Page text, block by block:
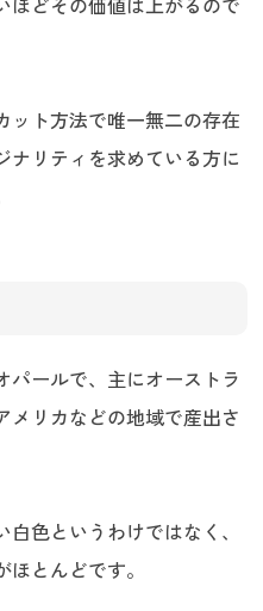
ット方法で唯一無二の存在
ナリティを求めている方に
パールで、主にオーストラ
メリカなどの地域で産出さ
色というわけではなく、
とんどです。